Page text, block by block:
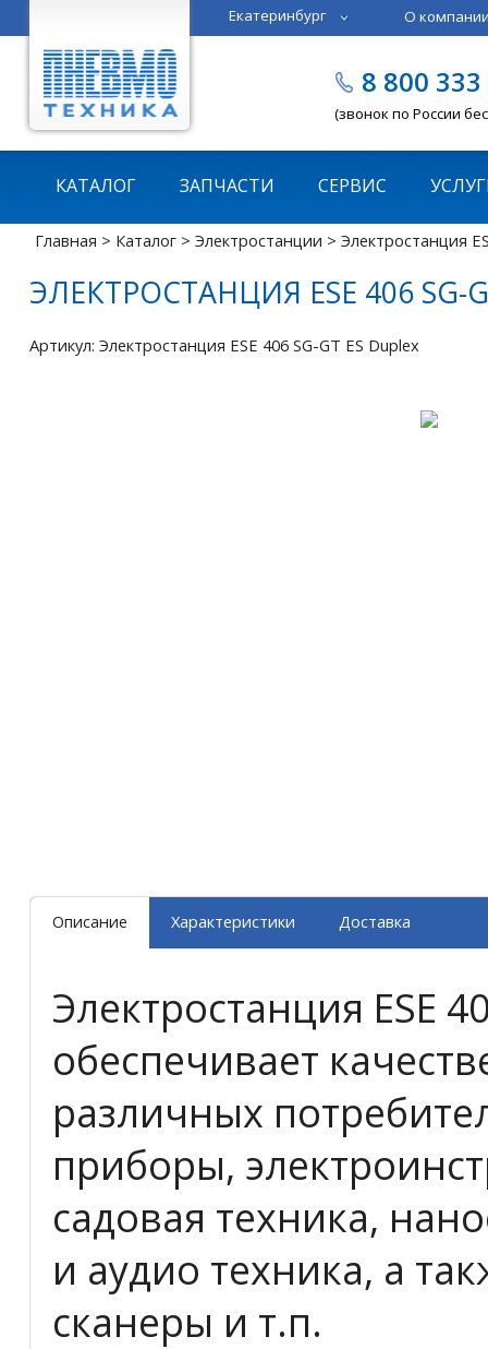
Екатеринбург
О
8 800
(звонок по России
КАТАЛОГ ЗАПЧАСТИ СЕРВИС
Главная > Каталог> Электростанции > Электростанция
ЭЛЕКТРОСТАНЦИЯ ESE 406 SG-
Артикул: Электростанция ESE 406 SG-GT ES Duplex
Описание Характеристики Доставка
Электростанция ESE
обеспечивает
различных
приборы,
садовая техника,
и аудио техника, а
сканеры и т.п.